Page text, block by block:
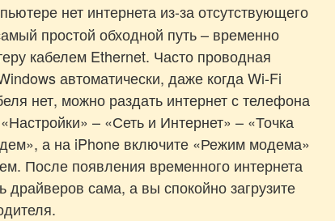
нет интернета из-за отсутствующего
простой обходной путь – временно
кабелем Ethernet. Часто проводная
автоматически, даже когда Wi-Fi
нет, можно раздать интернет с телефона
– «Сеть и Интернет» – «Точка
а на iPhone включите «Режим модема»
После появления временного интернета
драйверов сама, а вы спокойно загрузите